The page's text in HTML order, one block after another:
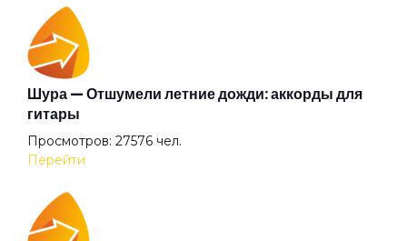
Глаза очерчены углём
Говорит и показывает
Граф "Д"
Дай себя сорвать
Шура — Отшумели летние дожди: аккорды для
гитары
Просмотров: 27576 чел.
Перейти